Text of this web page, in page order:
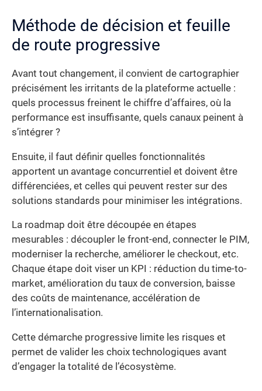
Méthode de décision et feuille
de route progressive
Avant tout changement, il convient de cartographier
précisément les irritants de la plateforme actuelle :
quels processus freinent le chiffre d’affaires, où la
performance est insuffisante, quels canaux peinent à
s’intégrer ?
Ensuite, il faut définir quelles fonctionnalités
apportent un avantage concurrentiel et doivent être
différenciées, et celles qui peuvent rester sur des
solutions standards pour minimiser les intégrations.
La roadmap doit être découpée en étapes
mesurables : découpler le front-end, connecter le PIM,
moderniser la recherche, améliorer le checkout, etc.
Chaque étape doit viser un KPI : réduction du time-to-
market, amélioration du taux de conversion, baisse
des coûts de maintenance, accélération de
l’internationalisation.
Cette démarche progressive limite les risques et
permet de valider les choix technologiques avant
d’engager la totalité de l’écosystème.